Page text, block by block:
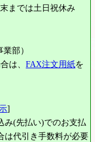
までは土日祝休み
部）
は、FAX注文用紙を
]
み(先払い)でのお支払
は代引き手数料が必要